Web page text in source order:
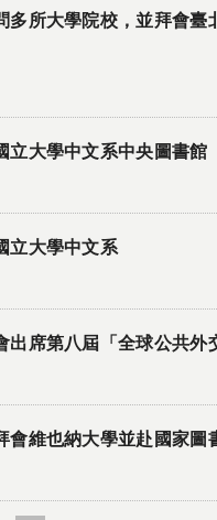
多所大學院校，並拜會臺
立大學中文系中央圖書館
立大學中文系
出席第八屆「全球公共外
會維也納大學並赴國家圖